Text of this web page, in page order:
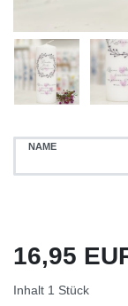
NAME
16,95
Inhalt 1 Stück